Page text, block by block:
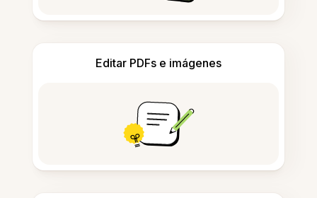
Editar PDFs e imágenes